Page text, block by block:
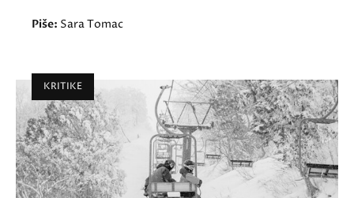
Piše: Sara Tomac
KRITIKE